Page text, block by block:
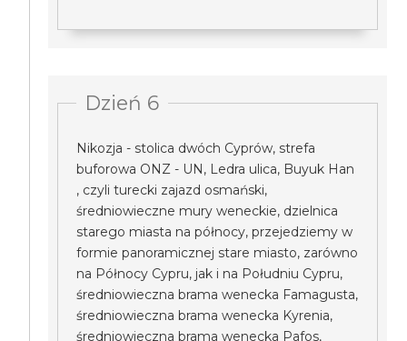
Dzień 6
Nikozja - stolica dwóch Cyprów, strefa
buforowa ONZ - UN, Ledra ulica, Buyuk Han
, czyli turecki zajazd osmański,
średniowieczne mury weneckie, dzielnica
starego miasta na północy, przejedziemy w
formie panoramicznej stare miasto, zarówno
na Północy Cypru, jak i na Południu Cypru,
średniowieczna brama wenecka Famagusta,
średniowieczna brama wenecka Kyrenia,
średniowieczna brama wenecka Pafos,